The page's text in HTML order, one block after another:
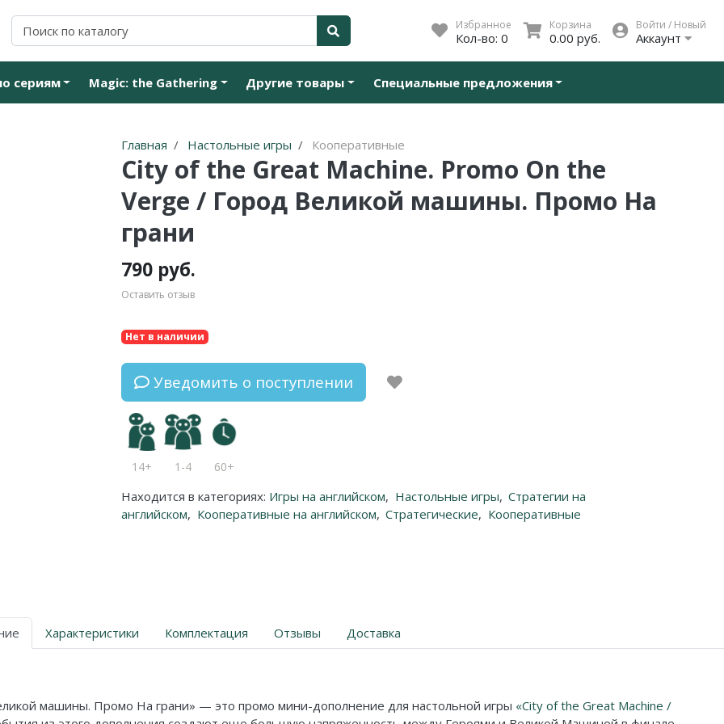
Избранное
Кол-во: 0
Корзина
0.00 руб.
Войти / Новый
Аккаунт
сериям Magic: the Gathering Другие товары Специальные предложения
Главная Настольные игры Кооперативные
City of the Great Machine. Promo On the
Verge / Город Великой машины. Промо На
грани
790 руб.
Оставить отзыв
Нет в наличии
Уведомить о поступлении
14+ 1-4 60+
Находится в категориях: Игры на английском, Настольные игры, Стратегии на
английском, Кооперативные на английском, Стратегические, Кооперативные
Характеристики Комплектация Отзывы Доставка
машины. Промо На грани» — это промо мини-дополнение для настольной игры «City of the Great Machine /